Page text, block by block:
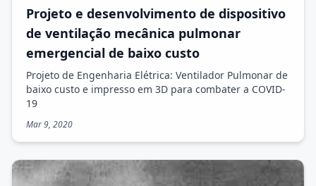
Projeto e desenvolvimento de dispositivo
de ventilação mecânica pulmonar
emergencial de baixo custo
Projeto de Engenharia Elétrica: Ventilador Pulmonar de
baixo custo e impresso em 3D para combater a COVID-
19
Mar 9, 2020